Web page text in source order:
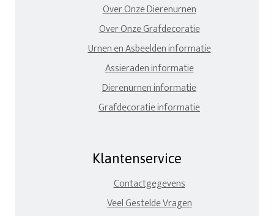
Over Onze Dierenurnen
Over Onze Grafdecoratie
Urnen en Asbeelden informatie
Assieraden informatie
Dierenurnen informatie
Grafdecoratie informatie
Klantenservice
Contactgegevens
Veel Gestelde Vragen